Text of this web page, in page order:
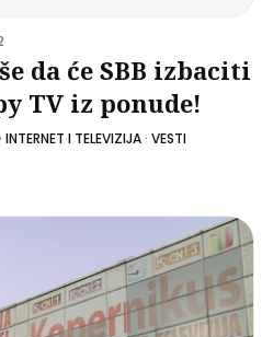
da će SBB izbaciti
TV iz ponude!
INTERNET I TELEVIZIJA· VESTI